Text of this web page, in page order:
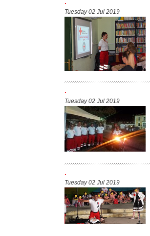
.
Tuesday 02 Jul 2019
.
Tuesday 02 Jul 2019
.
Tuesday 02 Jul 2019